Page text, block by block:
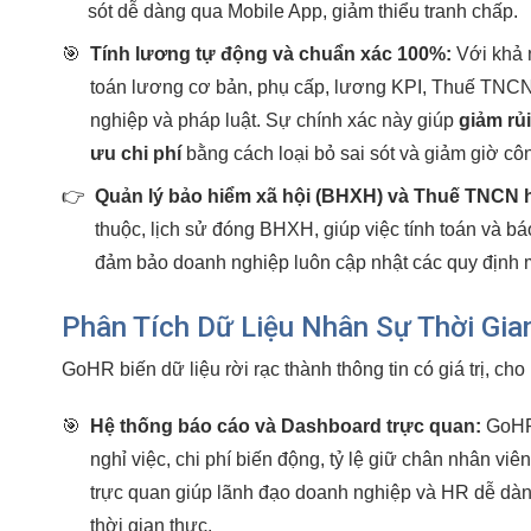
sót dễ dàng qua Mobile App, giảm thiểu tranh chấp.
🎯 Tính lương tự động và chuẩn xác 100%: Với khả
toán lương cơ bản, phụ cấp, lương KPI, Thuế
nghiệp và pháp luật. Sự chính xác này giúp giảm
ưu chi phí bằng cách loại bỏ sai sót và giảm giờ
👉 Quản lý bảo hiểm xã hội (BHXH) và Thuế TNCN
thuộc, lịch sử đóng BHXH, giúp việc tính toán và
đảm bảo doanh nghiệp luôn cập nhật các quy định
Phân Tích Dữ Liệu Nhân Sự Thời
GoHR biến dữ liệu rời rạc thành thông tin có giá trị,
🎯 Hệ thống báo cáo và Dashboard trực quan:
nghỉ việc, chi phí biến động, tỷ lệ giữ chân nhân
trực quan giúp lãnh đạo doanh nghiệp và HR dễ
thời gian thực.